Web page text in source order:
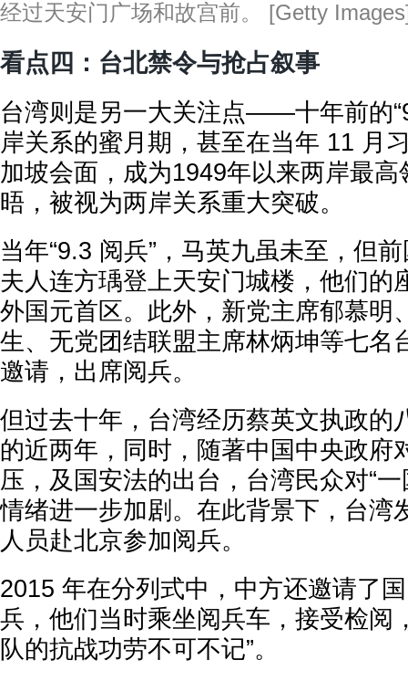
经过天安门广场和故宫前。 [Getty
看点四：台北禁令与抢占叙事
台湾则是另一大关注点——十年前的
岸关系的蜜月期，甚至在当年 11 月
加坡会面，成为1949年以来两岸最
晤，被视为两岸关系重大突破。
当年“9.3 阅兵”，马英九虽未至，但
夫人连方瑀登上天安门城楼，他们的
外国元首区。此外，新党主席郁慕明
生、无党团结联盟主席林炳坤等七名
邀请，出席阅兵。
但过去十年，台湾经历蔡英文执政的
的近两年，同时，随著中国中央政府
压，及国安法的出台，台湾民众对“
情绪进一步加剧。在此背景下，台湾
人员赴北京参加阅兵。
2015 年在分列式中，中方还邀请了
兵，他们当时乘坐阅兵车，接受检阅
队的抗战功劳不可不记”。